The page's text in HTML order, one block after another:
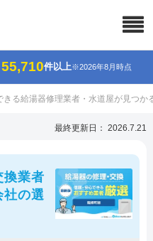
55,710件以上※2026年8月時点
きる給湯器修理業者・水道屋が見つか
最終更新日： 2026.7.21
換業者
社の選